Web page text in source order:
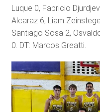
Luque 0, Fabricio
Alcaraz 6, Liam
Santiago Sosa 2,
0. DT: Marcos Greatti.